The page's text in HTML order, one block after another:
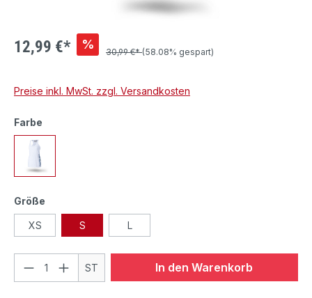
12,99 €* %
30,99 €*(58.08% gespart)
Preise inkl. MwSt. zzgl. Versandkosten
Farbe
Größe
XS S L
ST In den Warenkorb